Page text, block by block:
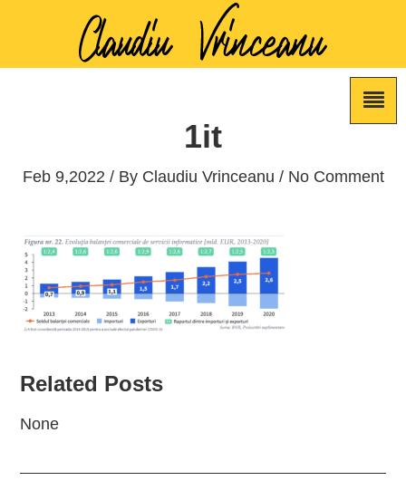
1it
Feb 9,2022 / By Claudiu Vrinceanu / No Comment
Related Posts
None